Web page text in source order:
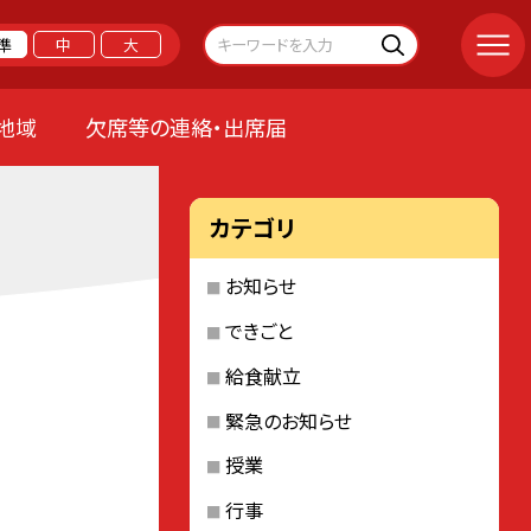
中 大
域 欠席等の連絡・出席届
カテゴリ
お知らせ
できごと
給食献立
緊急のお知らせ
授業
行事